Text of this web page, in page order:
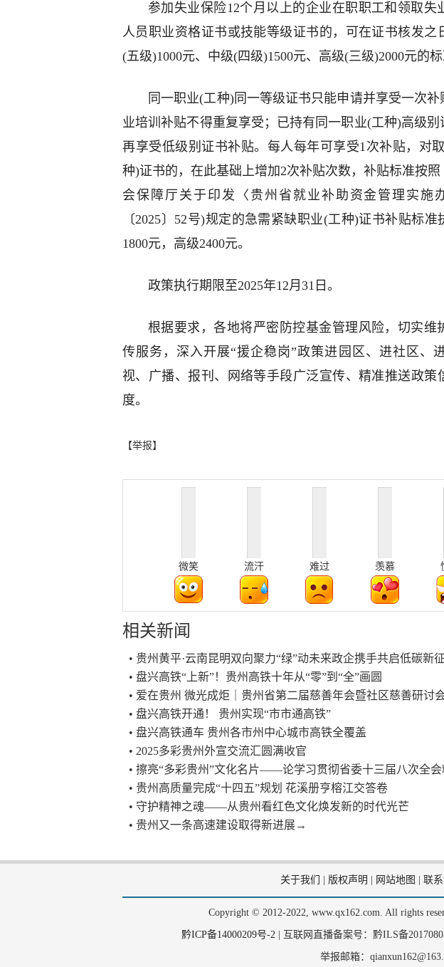
参加失业保险12个月以上的企业在职职工和领取失
人员职业资格证书或技能等级证书的，可在证书核发之
(五级)1000元、中级(四级)1500元、高级(三级)2000元的
同一职业(工种)同一等级证书只能申请并享受一次
业培训补贴不得重复享受；已持有同一职业(工种)高级
再享受低级别证书补贴。每人每年可享受1次补贴，对
种)证书的，在此基础上增加2次补贴次数，补贴标准按
会保障厅关于印发〈贵州省就业补助资金管理实施
〔2025〕52号)规定的急需紧缺职业(工种)证书补贴标准
1800元，高级2400元。
政策执行期限至2025年12月31日。
根据要求，各地将严密防控基金管理风险，切实维
传服务，深入开展“援企稳岗”政策进园区、进社区、
视、广播、报刊、网络等手段广泛宣传、精准推送政策
度。
【举报】
微笑 流汗 难过 羡慕
相关新闻
• 贵州黄平·云南昆明双向聚力“绿”动未来政企携手共启低碳新征
• 盘兴高铁“上新”！贵州高铁十年从“零”到“全”画圆
• 爱在贵州 微光成炬｜贵州省第二届慈善年会暨社区慈善研讨
• 盘兴高铁开通！ 贵州实现“市市通高铁”
• 盘兴高铁通车 贵州各市州中心城市高铁全覆盖
• 2025多彩贵州外宣交流汇圆满收官
• 擦亮“多彩贵州”文化名片——论学习贯彻省委十三届八次全会
• 贵州高质量完成“十四五”规划 花溪册亨榕江交答卷
• 守护精神之魂——从贵州看红色文化焕发新的时代光芒
• 贵州又一条高速建设取得新进展→
关于我们 版权声明 网站地图 联系
Copyright © 2012-2022, www.qx162.com. All rights
黔ICP备14000209号-2| 互联网直播备案号：黔ILS备
举报邮箱：